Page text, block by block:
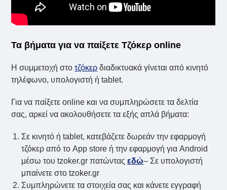
Τα βήματα για να παίξετε Τζόκερ online
Η συμμετοχή στοτζόκερ διαδικτυακά γίνεται από κινητό
τηλέφωνο, υπολογιστή ή tablet.
Για να παίξετε online και να συμπληρώσετε τα δελτία
σας, αρκεί να ακολουθήσετε τα εξής απλά βήματα:
Σε κινητό ή tablet, κατεβάζετε δωρεάν την εφαρμογή
τζόκερ από το App store ή την εφαρμογή για Android
μέσω του tzoker.gr πατώνταςεδώ– Σε υπολογιστή
μπαίνετε στο tzoker.gr
Συμπληρώνετε τα στοιχεία σας και κάνετε εγγραφή